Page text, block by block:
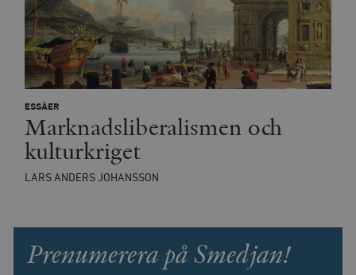
ESSÄER
Marknadsliberalismen och
kulturkriget
LARS ANDERS JOHANSSON
Prenumerera på Smedjan!